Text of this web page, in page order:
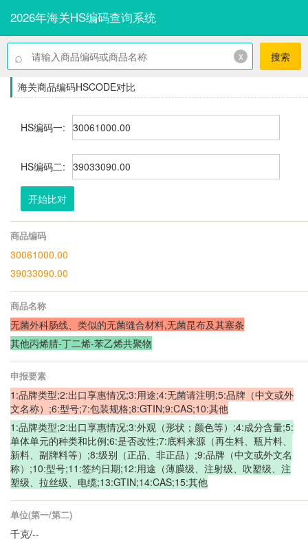
2026年海关HS编码查询系统
⌕ x 搜索
海关商品编码HSCODE对比
HS编码一:
HS编码二:
开始比对
商品编码
30061000.00
39033090.00
商品名称
无菌外科肠线、类似的无菌缝合材料,无菌昆布及其塞条
其他丙烯腈-丁二烯-苯乙烯共聚物
申报要素
1:品牌类型;2:出口享惠情况;3:用途;4:无菌请注明;5:品牌（中文或外
文名称）;6:型号;7:包装规格;8:GTIN;9:CAS;10:其他
1:品牌类型;2:出口享惠情况;3:外观（形状；颜色等）;4:成分含量;5:
单体单元的种类和比例;6:是否改性;7:底料来源（再生料、瓶片料、
新料、副牌料等）;8:级别（正品、非正品）;9:品牌（中文或外文名
称）;10:型号;11:签约日期;12:用途（薄膜级、注射级、吹塑级、注
塑级、拉丝级、电缆;13:GTIN;14:CAS;15:其他
单位(第一/第二)
千克/--